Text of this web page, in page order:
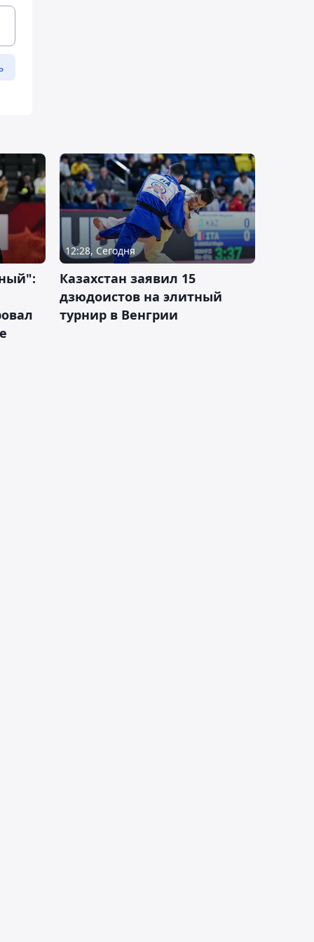
12:28, Сегодня
Казахстан заявил 15
дзюдоистов на элитный
турнир в Венгрии